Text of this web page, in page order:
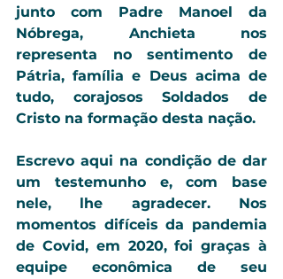
junto com Padre Manoel da
Nóbrega, Anchieta nos
representa no sentimento de
Pátria, família e Deus acima de
tudo, corajosos Soldados de
Cristo na formação desta nação.
Escrevo aqui na condição de dar
um testemunho e, com base
nele, lhe agradecer. Nos
momentos difíceis da pandemia
de Covid, em 2020, foi graças à
equipe econômica de seu